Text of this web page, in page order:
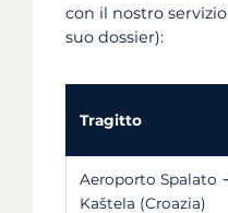
con il nostro
suo dossier):
Tragitto
Aeroporto Spalato
Kaštela (Croazia)